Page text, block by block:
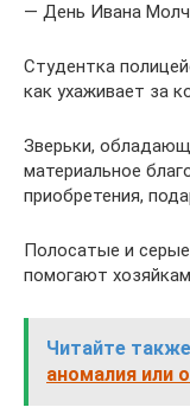
— День Ивана
Студентка
как ухаживает за
Зверьки,
материальное
приобретения,
Полосатые и
помогают
Читайте
аномалия или